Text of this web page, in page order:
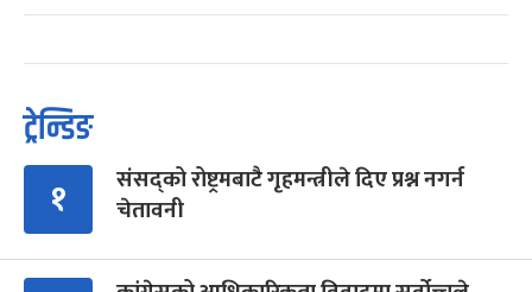
ट्रेन्डिङ
१
संसद्को रोष्ट्रमबाटै गृहमन्त्रीले दिए प्रश्न नगर्न
चेतावनी